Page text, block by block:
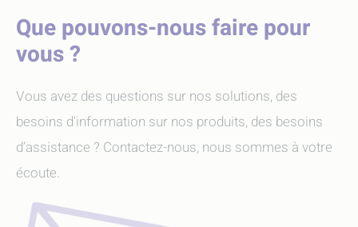
Que pouvons-nous faire pour
vous ?
Vous avez des questions sur nos solutions, des
besoins d'information sur nos produits, des besoins
d’assistance ? Contactez-nous, nous sommes à votre
écoute.